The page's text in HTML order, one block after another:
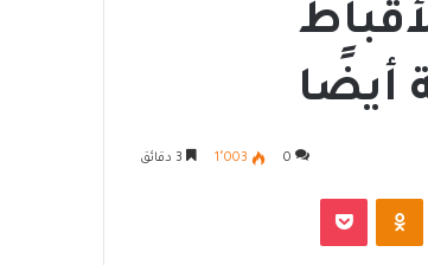
أيضًا
0 1٬003